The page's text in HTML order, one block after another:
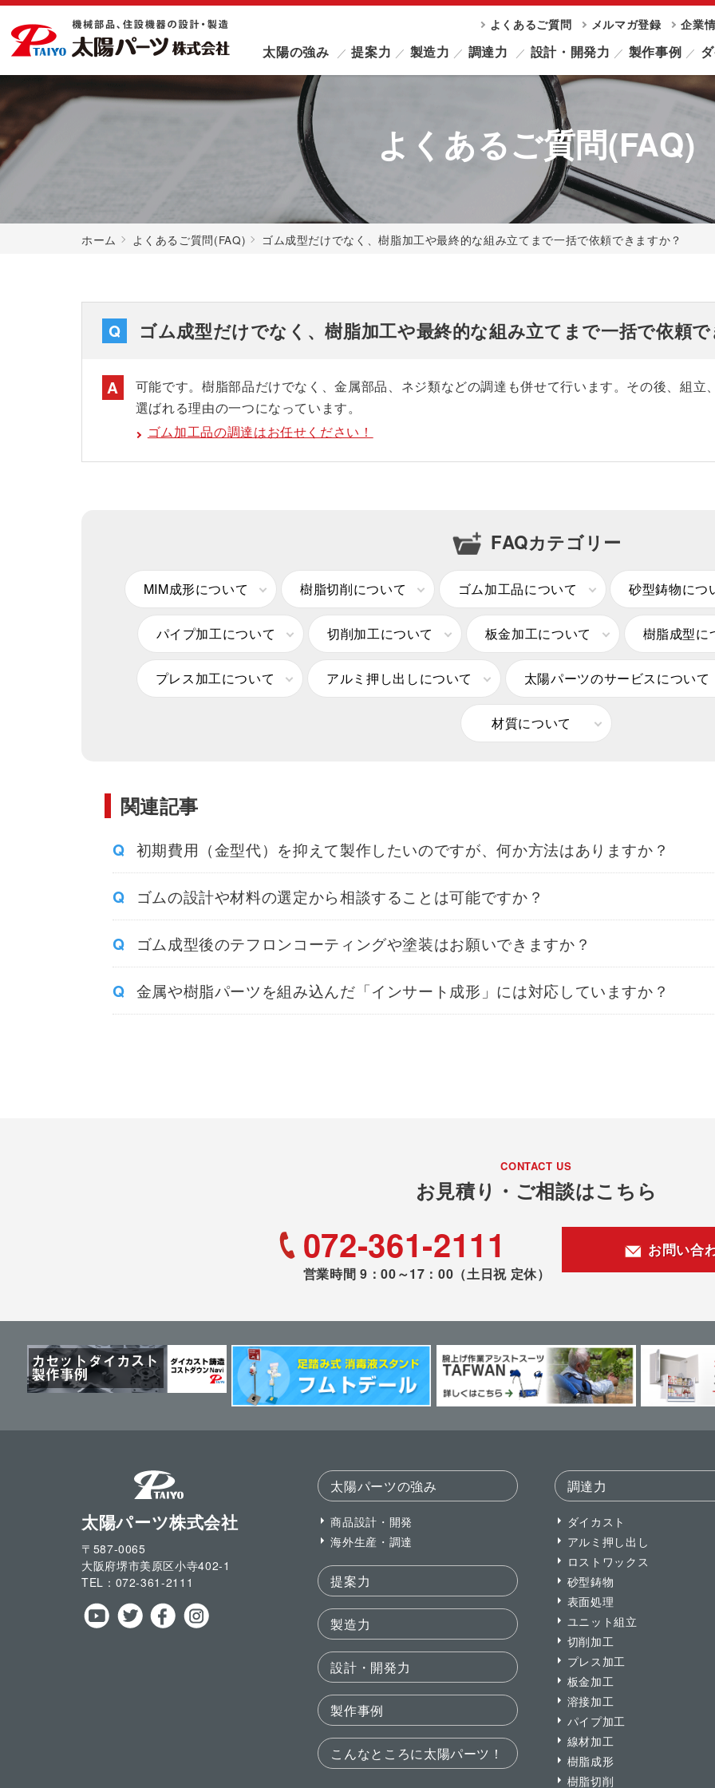
よくあるご質問 メルマガ登録 企業
太陽の強み 提案力 製造力 調達力 設計・開発力 製作事例
よくあるご質問(FAQ)
ホーム よくあるご質問(FAQ) ゴム成型だけでなく、樹脂加工や最終的な組み立てまで一括で依頼できますか？
ゴム成型だけでなく、樹脂加工や最終的な組み立てまで一括で依頼
可能です。樹脂部品だけでなく、金属部品、ネジ類などの調達も併せて行います。その後、組
選ばれる理由の一つになっています。
ゴム加工品の調達はお任せください！
FAQカテゴリー
MIM成形について 樹脂切削について ゴム加工品について 砂型鋳物につ
パイプ加工について 切削加工について 板金加工について 樹脂成型に
プレス加工について アルミ押し出しについて 太陽パーツのサービスについて
材質について
関連記事
初期費用（金型代）を抑えて製作したいのですが、何か方法はありますか？
ゴムの設計や材料の選定から相談することは可能ですか？
ゴム成型後のテフロンコーティングや塗装はお願いできますか？
金属や樹脂パーツを組み込んだ「インサート成形」には対応していますか？
CONTACT US
お見積り・ご相談はこちら
072-361-2111
営業時間 9：00～17：00 （土日祝 定休）
お問い合
太陽パーツ株式会社
〒587-0065
大阪府堺市美原区小寺402-1
TEL： 072-361-2111
太陽パーツの強み
商品設計・開発
海外生産・調達
提案力
製造力
設計・開発力
製作事例
こんなところに太陽パーツ！
調達力
ダイカスト
アルミ押し出し
ロストワックス
砂型鋳物
表面処理
ユニット組立
切削加工
プレス加工
板金加工
溶接加工
パイプ加工
線材加工
樹脂成形
樹脂切削